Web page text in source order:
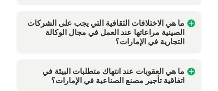
ما هي الاختلافات الثقافية التي يجب على الشركات
الصينية مراعاتها عند العمل في مجال الوكالة
التجارية في الإمارات؟
ما هي العقوبات عند انتهاك متطلبات البيئة في
اتفاقية تأجير مصنع الصناعية في الإمارات؟